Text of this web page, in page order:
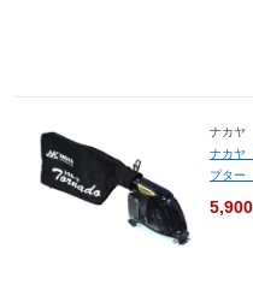
ナカヤ
ナカヤ
プター
5,900